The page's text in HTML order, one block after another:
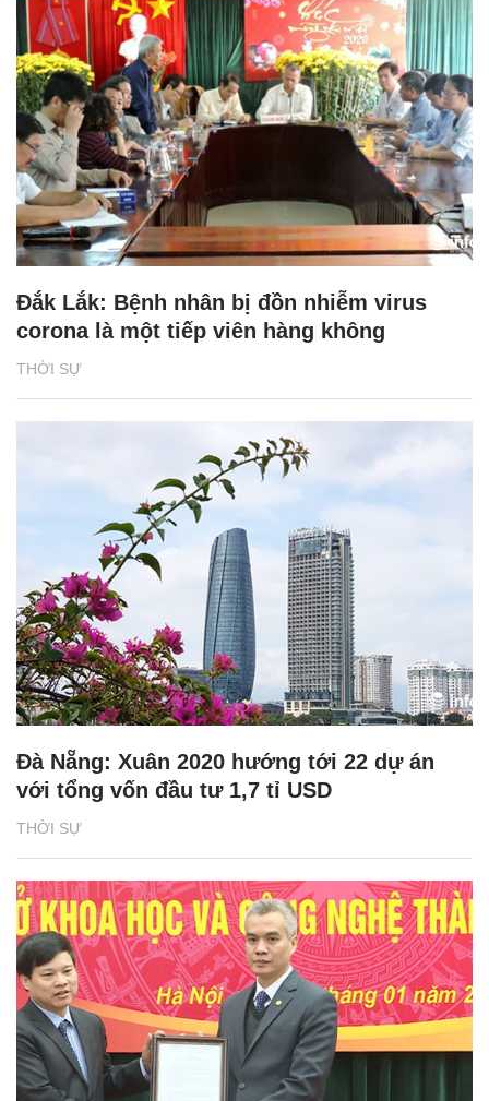
THỜI SỰ
Đắk Lắk: Bệnh nhân bị đồn nhiễm virus
corona là một tiếp viên hàng không
THỜI SỰ
Đà Nẵng: Xuân 2020 hướng tới 22 dự án
với tổng vốn đầu tư 1,7 tỉ USD